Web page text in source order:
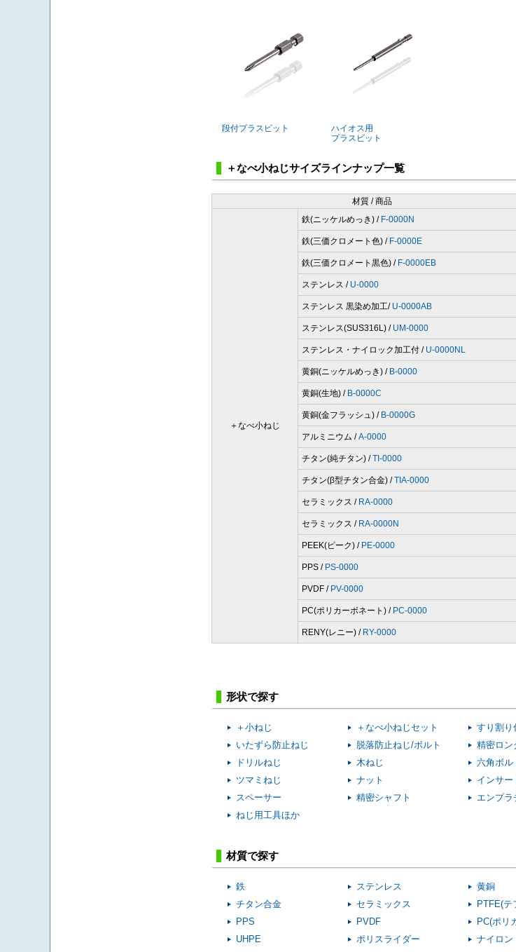
段付プラスビット
ハイオス用
プラスビット
＋なべ小ねじサイズラインナップ一覧
材質 / 商品
＋なべ小ねじ
鉄(ニッケルめっき) / F-0000N
鉄(三価クロメート色) / F-0000E
鉄(三価クロメート黒色) / F-0000EB
ステンレス / U-0000
ステンレス 黒染め加工/ U-0000AB
ステンレス(SUS316L) / UM-0000
ステンレス・ナイロック加工付 / U-0000NL
黄銅(ニッケルめっき) / B-0000
黄銅(生地) / B-0000C
黄銅(金フラッシュ) / B-0000G
アルミニウム /A-0000
チタン(純チタン) /TI-0000
チタン(β型チタン合金) /TIA-0000
セラミックス / RA-0000
セラミックス / RA-0000N
PEEK(ピーク) / PE-0000
PPS / PS-0000
PVDF / PV-0000
PC(ポリカーボネート) / PC-0000
RENY(レニー) / RY-0000
形状で探す
＋小ねじ ＋なべ小ねじセット すり割り
いたずら防止ねじ
脱落防止ねじ/ボルト 精密ロン
ドリルねじ
木ねじ 六角ボル
ツマミねじ
ナット インサー
スペーサー
精密シャフト エンプラ
ねじ用工具ほか
材質で探す
鉄 ステンレス 黄銅
チタン合金
セラミックス PTFE(テ
PPS
PVDF PC(ポリ
UHPE
ポリスライダー ナイロン